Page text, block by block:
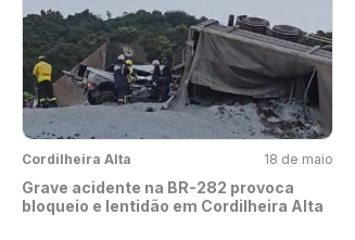
Cordilheira Alta 18 de maio
Grave acidente na BR-282 provoca
bloqueio e lentidão em Cordilheira Alta